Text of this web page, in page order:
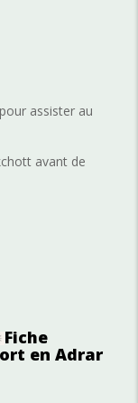
assister au
avant de
Fiche
en Adrar